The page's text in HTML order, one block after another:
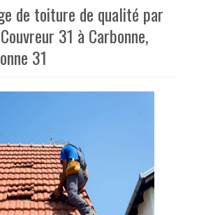
de toiture de qualité par
31 à Carbonne,
31